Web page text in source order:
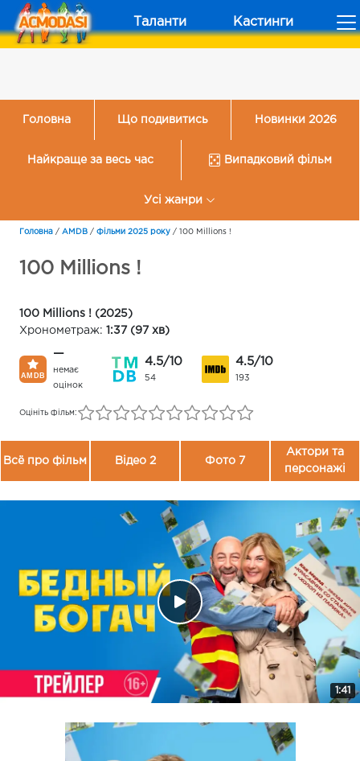
Таланти Кастинги
Головна Що подивитись Новинки 2026
Найкраще за весь час Випадковий фільм
Усі жанри
Головна / AMDB / Фільми 2025 року / 100 Millions !
100 Millions !
100 Millions ! (2025)
Хронометраж: 1:37 (97 хв)
—
немає
оцінок
4.5/10
54
4.5/10
193
Оцініть фільм:
Всё про фільм Відео 2 Фото 7
Актори та
персонажі
1:41